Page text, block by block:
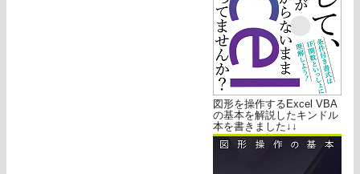
図形を操作するExcel VBA
の基本を解説したキンドル
本を書きました↓↓